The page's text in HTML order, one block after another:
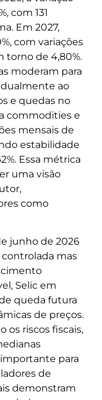
com 131
Em 2027,
com variações
torno de 4,80%.
moderam para
ao
e quedas no
commodities e
mensais de
estabilidade
Essa métrica
uma visão
como
junho de 2026
mas
Selic em
queda futura
de preços.
os riscos fiscais,
para
de
demonstram